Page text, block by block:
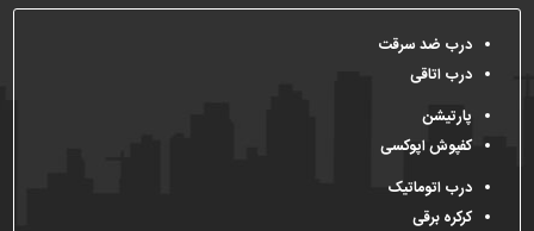
درب ضد سرقت
درب اتاقی
پارتیشن
کفپوش اپوکسی
درب اتوماتیک
کرکره برقی